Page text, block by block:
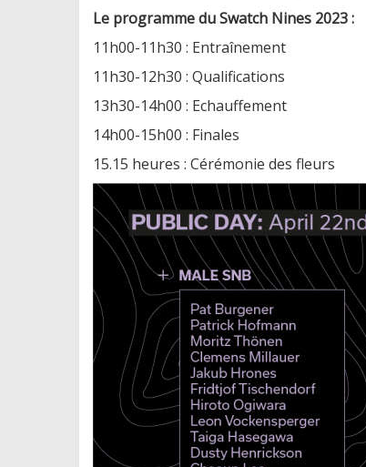
Le programme du Swatch Nines 2023 :
11h00-11h30 : Entraînement
11h30-12h30 : Qualifications
13h30-14h00 : Echauffement
14h00-15h00 : Finales
15.15 heures : Cérémonie des fleurs